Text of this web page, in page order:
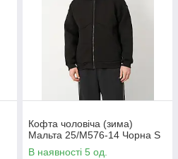
Кофта чоловіча (зима)
Мальта 25/М576-14 Чорна S
В наявності 5 од.